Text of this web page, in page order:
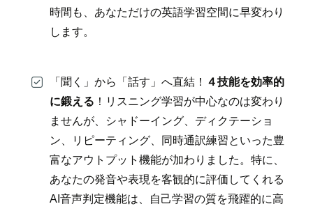
時間も、あなただけの英語学習空間に早変わり
します。
「聞く」から「話す」へ直結！ ４技能を効率的
に鍛える ！リスニング学習が中心なのは変わり
ませんが、シャドーイング、ディクテーショ
ン、リピーティング、同時通訳練習といった豊
富なアウトプット機能が加わりました。特に、
あなたの発音や表現を客観的に評価してくれる
AI音声判定機能は、自己学習の質を飛躍的に高